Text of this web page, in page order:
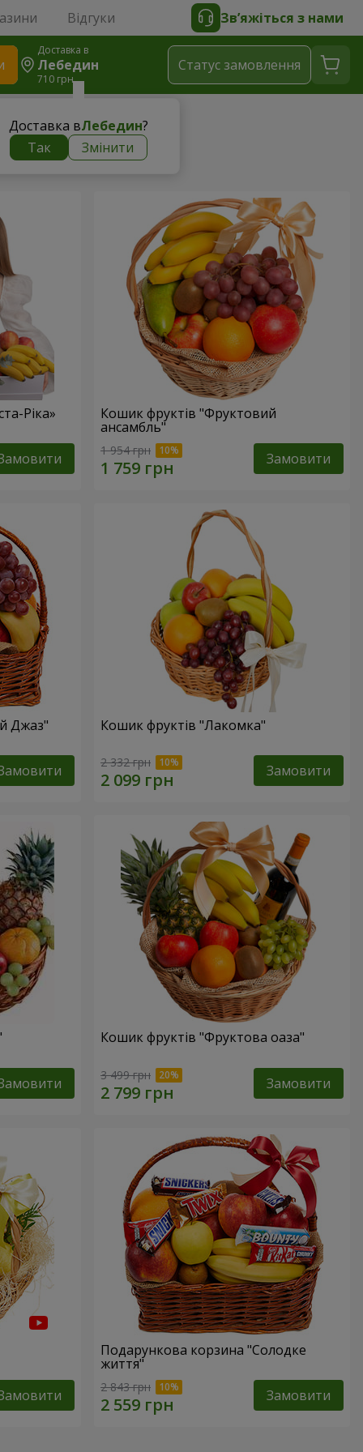
Відгуки Зв’яжіться з нами
Доставка в
Лебедин
710 грн
Доставка вЛебедин?
Так
Змінити
Статус замовлення
Ріка» Кошик фруктів "Фруктовий
ансамбль"
1 954 грн Замовити
Джаз" Кошик фруктів "Лакомка"
2 332 грн Замовити
Кошик фруктів "Фруктова оаза"
3 499 грн Замовити
Подарункова корзина "Солодке
життя"
2 843 грн Замовити